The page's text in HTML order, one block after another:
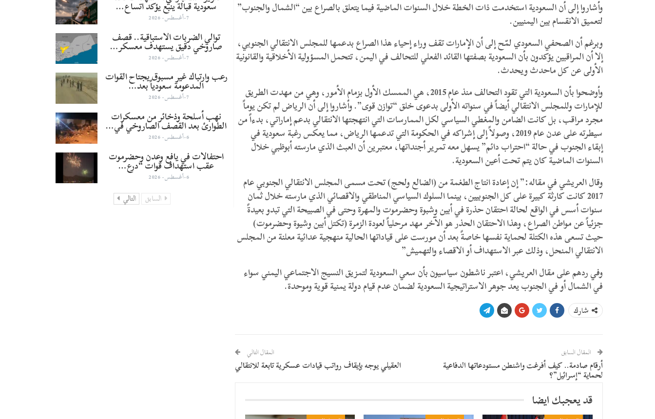
وأشاروا إلى أن السعودية استخدمت ذات الخطة خلال السنوات الماضية فيما يتعلق بالصراع بين “الشمال والجنوب”
لتعميق الانقسام بين اليمنيين.
وبرغم أن الصحفي السعودي لمّح إلى أن الإمارات تقف وراء إحياء هذا الصراع بدعمها للمجلس الانتقالي الجنوبي،
إلا أن المراقبين ​يؤكدون بأن السعودية بصفتها القائد الفعلي للتحالف في اليمن، تتحمل المسؤولية الأخلاقية والقانونية
الأولى عن كل ماحدث ويحدث.
وأوضحوا بأن السعودية التي تقود التحالف منذ عام 2015، هي الممسك الأول بزمام الأمور، وهي من مهدت الطريق
للإمارات وللمجلس الانتقالي أيضاً في سنواته الأولى بدعوى خلق “توازن قوى”. وأشاروا إلى أن الرياض لم تكن يوماً
مجرد مراقب، بل كانت الضامن والمغطي السياسي لكل الممارسات التي انتهجتها الانتقالي بدعم إماراتي، بدءاً من
سيطرته على عدن عام 2019، وصولاً إلى إشراكه في الحكومة التي تدعمها الرياض، مما يعكس رغبة سعودية في
إبقاء الجنوب في حالة “احتراب دائم” يسهل معه تمرير أجنداتها، معتبرين أن العبث الذي مارسته أبوظبي خلال
السنوات الماضية كان يتم تحت أعين السعودية.
وقال العريشي في مقاله:” ‏إن إعادة انتاج ‎الطغمة من (الضالع ولحج) تحت مسمى المجلس الانتقالي الجنوبي عام
2017 كانت كارثة كبيرة على كل الجنوبيين، بينما السلوك السياسي المناطقي والاقصائي الذي مارسته خلال ثمان
سنوات أسس في الواقع لحالة احتقان حذرة في أبين وشبوة وحضرموت والمهرة وحتى في الصبيحة التي تبدو بعيدةً
جزئياً عن مواطن الصراع، وهذا الاحتقان الحذر هو الآخر مهد مرحلياً لعودة ‎الزمرة (تكتل أبين وشيوة وحضرموت)
حيث تسعى هذه الكتلة لحماية نفسها خاصةً بعد أن مورست على قياداتها الحالية منهجية عدائية معلنة من المجلس
الانتقالي المنحل، وذلك عبر الاستهداف أو الاقصاء والتهميش”
وفي ردهم على مقال العريشي، اعتبر ناشطون سياسيون بأن سعي السعودية لتمزيق النسيج الاجتماعي اليمني سواء
في الشمال أو في الجنوب يعد جوهر الاستراتيجية السعودية لضمان عدم قيام دولة يمنية قوية وموحدة.
شارك
المقال السابق
أرقام صادمة.. كيف أفرغت واشنطن مستودعاتها الدفاعية
لحماية “إسرائيل”؟
المقال التالي
العقيلي يوجه بإيقاف رواتب قيادات عسكرية تابعة للانتقالي
قد يعجبك ايضا
سعودية قبالة ينبع يؤكد اتساع…
7-أغسطس- 2026
توالي الضربات الاستباقية.. قصف
صاروخي دقيق يستهدف معسكر…
7-أغسطس- 2026
رعب وارتباك غير مسبوق يجتاح القوات
المدعومة سعودياً بعد…
7-أغسطس- 2026
نهب أسلحة وذخائر من معسكرات
الطوارئ بعد القصف الصاروخي في…
6-أغسطس- 2026
احتفالات في يافع وعدن وحضرموت
عقب استهداف قوات “درع…
6-أغسطس- 2026
السابق التالي